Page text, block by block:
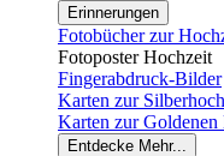
Erinnerungen
Fotobücher zur
Fotoposter Hochzeit
Fingerabdruck-Bilder
Karten zur
Karten zur Goldenen
Entdecke Mehr...